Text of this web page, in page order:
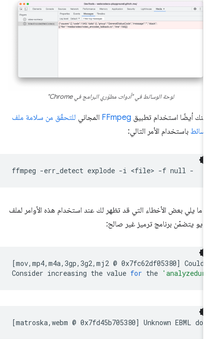
لوحة الوسائط في "أدوات مطوّري البرامج في Chrome"
أيضًا استخدام تطبيقFFmpegالمجانيللتحقّق من سلامة ملف
باستخدام الأمر التالي:
ffmpeg -err_detect explode -i <file> -f null
ما يلي بعض الأخطاء التي قد تظهر لك عند استخدام هذه الأوامر لملف
يتضمّن برنامج ترميز غير صالح:
[mov,mp4,m4a,3gp,3g2,mj2 @ 0x7fc62df05380] Could
Consider increasing the value for the
[matroska,webm @ 0x7fd45b705380] Unknown EBML